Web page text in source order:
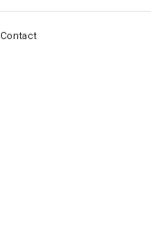
Contact